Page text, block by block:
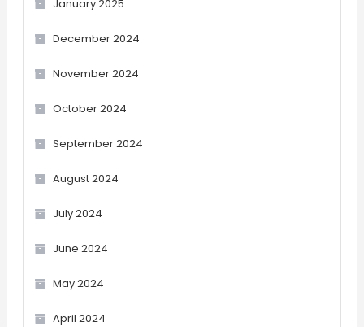
January 2025
December 2024
November 2024
October 2024
September 2024
August 2024
July 2024
June 2024
May 2024
April 2024